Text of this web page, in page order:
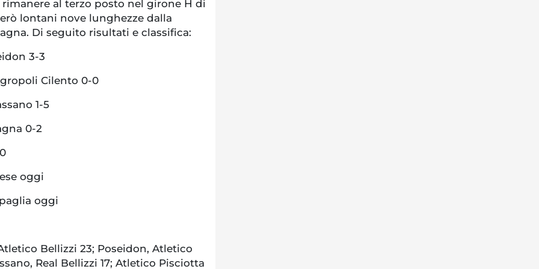
al terzo posto nel girone H di
lontani nove lunghezze dalla
Di seguito risultati e classifica:
3-3
Cilento 0-0
1-5
0-2
oggi
oggi
Bellizzi 23; Poseidon, Atletico
Real Bellizzi 17; Atletico Pisciotta